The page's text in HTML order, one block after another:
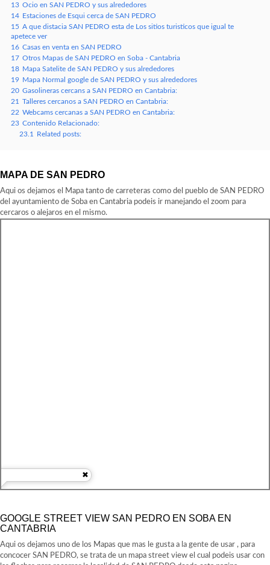
13 Ocio en SAN PEDRO y sus alrededores
14
Estaciones de Esqui cerca de SAN PEDRO
15 A que distacia SAN PEDRO esta de Los sitios turisticos que igual te
apetece ver
16 Casas en venta en SAN PEDRO
17 Otros Mapas de SAN PEDRO en Soba - Cantabria
18
Mapa Satelite de SAN PEDRO y sus alrededores
19
Mapa Normal google de SAN PEDRO y sus alrededores
20 Gasolineras cercans a SAN PEDRO en Cantabria:
21
Talleres cercanos a SAN PEDRO en Cantabria:
22 Webcams cercanas a SAN PEDRO en Cantabria:
23 Contenido Relacionado:
23.1
Related posts:
MAPA DE SAN PEDRO
Aqui os dejamos el Mapa tanto de carreteras como del pueblo de SAN PEDRO
del ayuntamiento de Soba en Cantabria podeis ir manejando el zoom para
cercaros o alejaros en el mismo.
GOOGLE STREET VIEW SAN PEDRO EN SOBA EN
CANTABRIA
Aqui os dejamos uno de los Mapas que mas le gusta a la gente de usar , para
concocer SAN PEDRO, se trata de un mapa street view el cual podeis usar con